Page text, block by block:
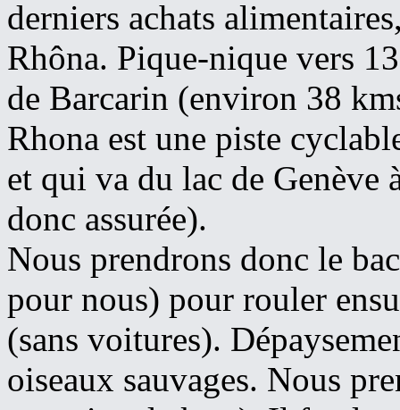
derniers achats
Rhôna. Pique-nique vers
de Barcarin (environ 38
Rhona est une piste
et qui va du lac de Genève
donc assurée).
Nous prendrons donc le
pour nous) pour rouler
(sans voitures).
oiseaux sauvages. Nous